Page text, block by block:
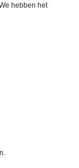
hebben het